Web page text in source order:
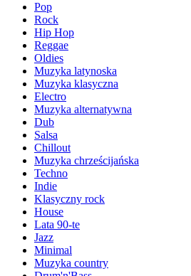
Pop
Rock
Hip Hop
Reggae
Oldies
Muzyka latynoska
Muzyka klasyczna
Electro
Muzyka alternatywna
Dub
Salsa
Chillout
Muzyka chrześcijańska
Techno
Indie
Klasyczny rock
House
Lata 90-te
Jazz
Minimal
Muzyka country